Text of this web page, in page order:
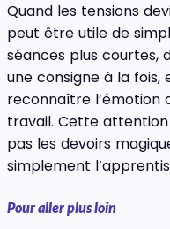
Quand les tensions
peut être utile de
séances plus courtes,
une consigne à la
reconnaître l’émotion
travail. Cette
pas les devoirs
simplement
Pour aller plus loin